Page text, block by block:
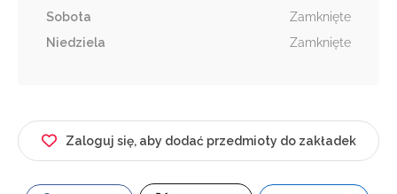
Sobota
Zamknięte
Niedziela
Zamknięte
Zaloguj się, aby dodać przedmioty do zakładek